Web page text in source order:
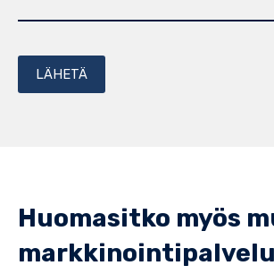
Huomasitko myös